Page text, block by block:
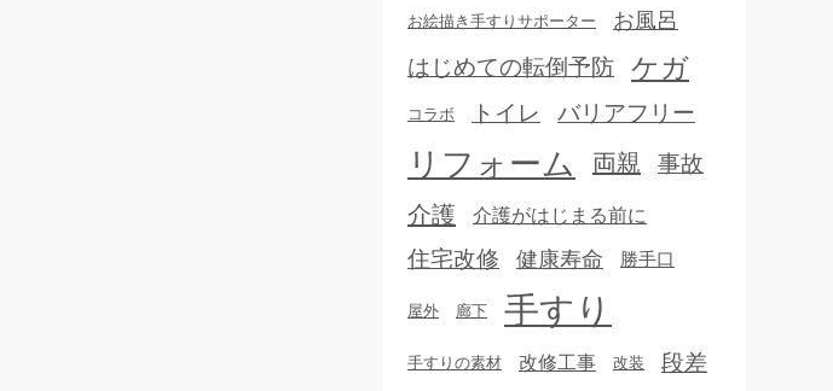
お絵描き手すりサポーター お風呂
はじめての転倒予防 ケガ
コラボ トイレ バリアフリー
リフォーム 両親 事故
介護 介護がはじまる前に
住宅改修 健康寿命 勝手口
屋外 廊下 手すり
手すりの素材 改修工事 改装 段差